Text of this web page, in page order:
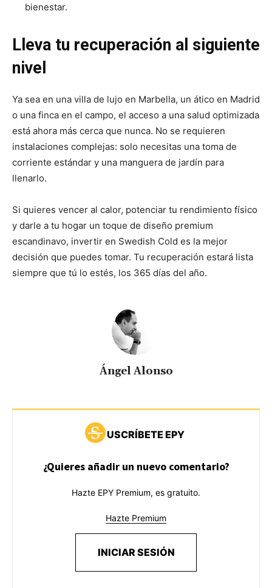
bienestar.
Lleva tu recuperación al siguiente
nivel
Ya sea en una villa de lujo en Marbella, un ático en Madrid
o una finca en el campo, el acceso a una salud optimizada
está ahora más cerca que nunca. No se requieren
instalaciones complejas: solo necesitas una toma de
corriente estándar y una manguera de jardín para
llenarlo.
Si quieres vencer al calor, potenciar tu rendimiento físico
y darle a tu hogar un toque de diseño premium
escandinavo, invertir en Swedish Cold es la mejor
decisión que puedes tomar. Tu recuperación estará lista
siempre que tú lo estés, los 365 días del año.
Ángel Alonso
USCRÍBETE EPY
¿Quieres añadir un nuevo comentario?
Hazte EPY Premium, es gratuito.
Hazte Premium
INICIAR SESIÓN